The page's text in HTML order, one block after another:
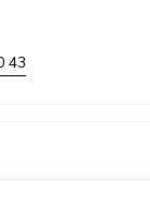
43